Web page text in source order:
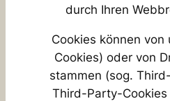
durch Ihren
Cookies können
Cookies) oder von
stammen (sog.
Third-Party-